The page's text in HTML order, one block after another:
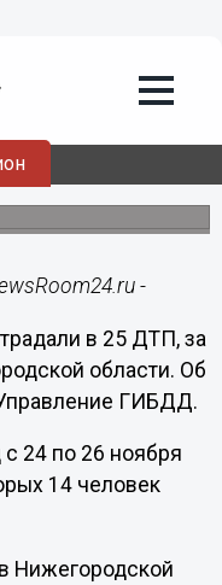
40
области
материальным
-
в 25 ДТП, за
области. Об
ГИБДД.
24 по 26 ноября
14 человек
Нижегородской